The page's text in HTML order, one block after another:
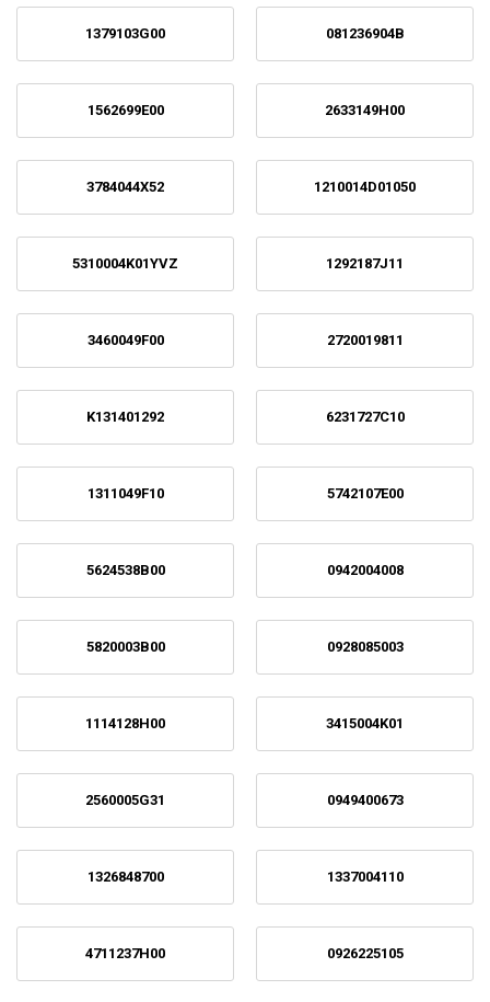
1379103G00 081236904B
1562699E00 2633149H00
3784044X52 1210014D01050
5310004K01YVZ 1292187J11
3460049F00 2720019811
K131401292 6231727C10
1311049F10 5742107E00
5624538B00 0942004008
5820003B00 0928085003
1114128H00 3415004K01
2560005G31 0949400673
1326848700 1337004110
4711237H00 0926225105